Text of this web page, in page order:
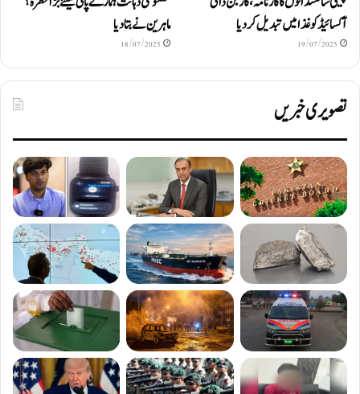
آکسائیڈ کو غذا میں تبدیل کردیا
19/07/2025
ماہرین نے بتا دیا
18/07/2025
تصویری خبریں